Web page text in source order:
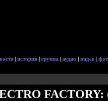
| история | группа | аудио | видео |